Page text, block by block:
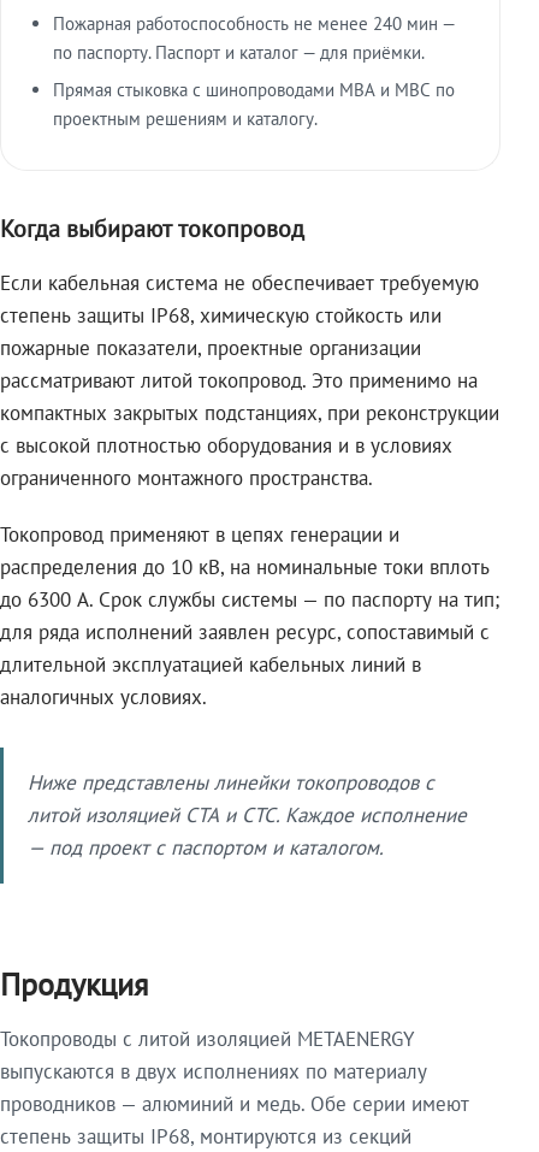
Пожарная работоспособность не менее 240 мин —
по паспорту. Паспорт и каталог — для приёмки.
Прямая стыковка с шинопроводами МВА и МВС по
проектным решениям и каталогу.
Когда выбирают токопровод
Если кабельная система не обеспечивает требуемую
степень защиты IP68, химическую стойкость или
пожарные показатели, проектные организации
рассматривают литой токопровод. Это применимо на
компактных закрытых подстанциях, при реконструкции
с высокой плотностью оборудования и в условиях
ограниченного монтажного пространства.
Токопровод применяют в цепях генерации и
распределения до 10 кВ, на номинальные токи вплоть
до 6300 А. Срок службы системы — по паспорту на тип;
для ряда исполнений заявлен ресурс, сопоставимый с
длительной эксплуатацией кабельных линий в
аналогичных условиях.
Ниже представлены линейки токопроводов с
литой изоляцией СТА и СТС. Каждое исполнение
— под проект с паспортом и каталогом.
Продукция
Токопроводы с литой изоляцией METAENERGY
выпускаются в двух исполнениях по материалу
проводников — алюминий и медь. Обе серии имеют
степень защиты IP68, монтируются из секций